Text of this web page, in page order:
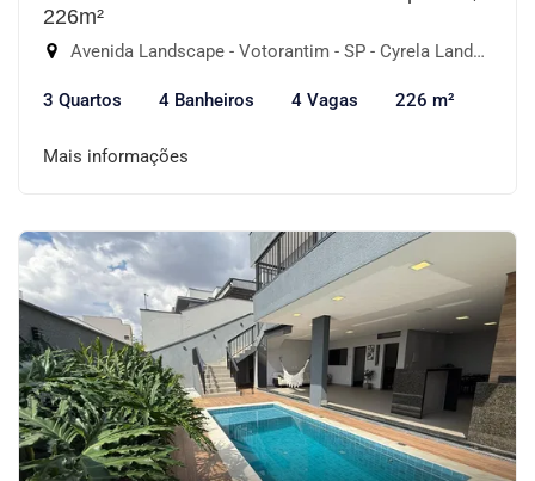
226m²
Avenida Landscape - Votorantim - SP - Cyrela Landscape Esplanada, Votorantim-SP
3 Quartos 4 Banheiros 4 Vagas 226 m²
Mais informações